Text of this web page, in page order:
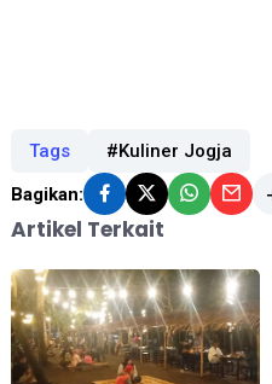
Tags #Kuliner Jogja
Bagikan:
Artikel Terkait